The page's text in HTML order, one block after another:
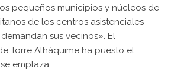
pequeños municipios y núcleos de
de los centros asistenciales
sus vecinos». El
Torre Alháquime ha puesto el
emplaza.